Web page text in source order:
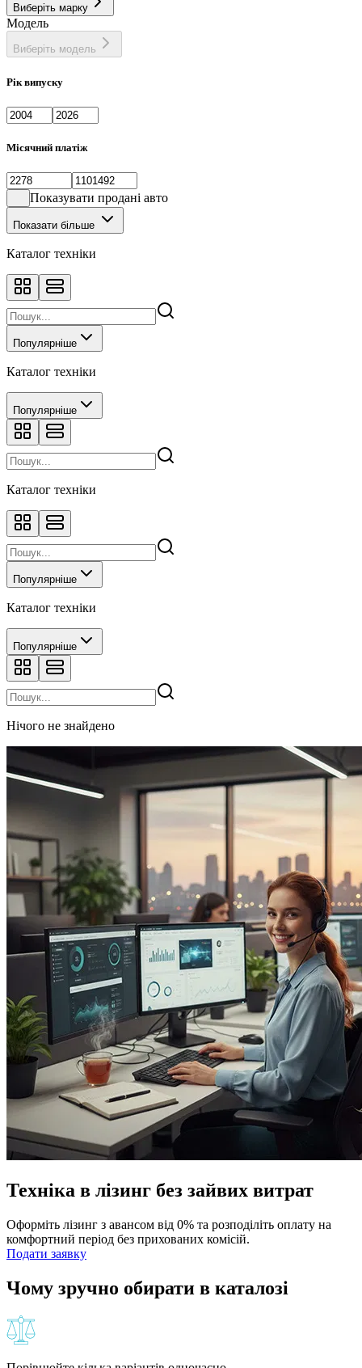
Виберіть марку
Модель
Виберіть модель
Рік випуску
Місячний платіж
Показувати продані авто
Показати більше
Каталог техніки
Популярніше
Каталог техніки
Популярніше
Каталог техніки
Популярніше
Каталог техніки
Популярніше
Нічого не знайдено
Техніка в лізинг без зайвих витрат
Оформіть лізинг з авансом від 0% та розподіліть оплату на
комфортний період без прихованих комісій.
Подати заявку
Чому зручно обирати в каталозі